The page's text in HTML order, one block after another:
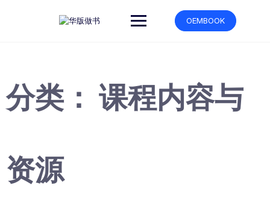
OEMBOOK
分类： 课程内容与
资源